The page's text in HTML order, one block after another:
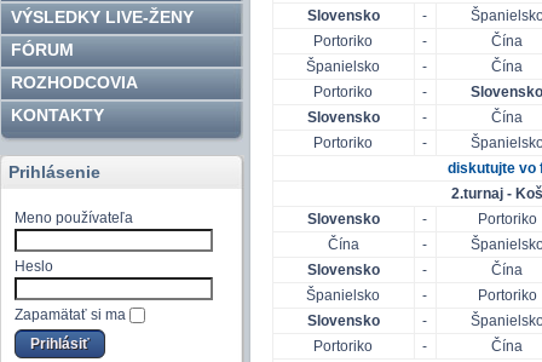
VÝSLEDKY LIVE-ŽENY
FÓRUM
ROZHODCOVIA
KONTAKTY
Prihlásenie
Meno používateľa
Heslo
Zapamätať si ma
Slovensko
-
Portoriko
-
Čína
Španielsko
-
Čína
Portoriko
-
Slovensko
-
Čína
Portoriko
-
diskutujte vo
2.turnaj -
Slovensko
-
Portoriko
Čína
-
Slovensko
-
Čína
Španielsko
-
Portoriko
Slovensko
-
Portoriko
-
Čína